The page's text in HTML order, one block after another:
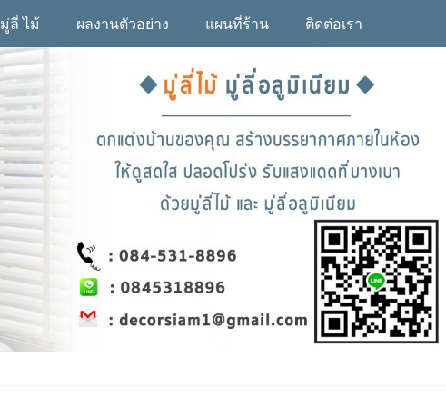
มู่ลี่ ไม้ ผลงานตัวอย่าง แผนที่ร้าน ติดต่อเรา